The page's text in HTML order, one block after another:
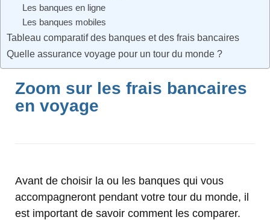
Les banques en ligne
Les banques mobiles
Tableau comparatif des banques et des frais bancaires
Quelle assurance voyage pour un tour du monde ?
Zoom sur les frais bancaires
en voyage
Avant de choisir la ou les banques qui vous
accompagneront pendant votre tour du monde, il
est important de savoir comment les comparer.